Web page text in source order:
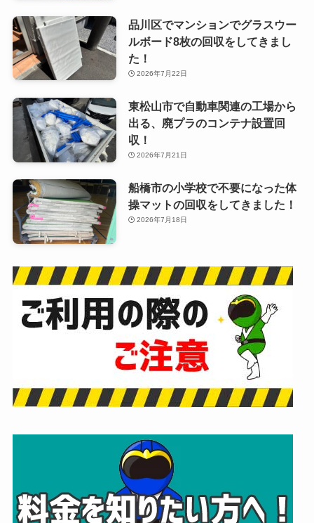
品川区でマンションでグラスウー
ルボード8枚の回収をしてきまし
た！
2026年7月22日
東松山市で自動車関連の工場から
出る、廃プラのコンテナ設置回
収！
2026年7月21日
船橋市の小学校で不要になった体
操マットの回収をしてきました！
2026年7月18日